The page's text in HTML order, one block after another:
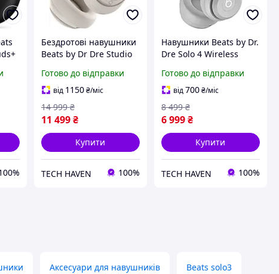
Бездротові навушники
Beats by Dr Dre Studio
Готово до відправки
від 1150 ₴/міс
11 499 ₴
14 999 ₴
Купити
TECH HAVEN 100%
Навушники Beats by Dr.
Dre Solo 4 Wireless
Готово до відправки
від700₴/міс
6 999₴
8 499 ₴
Купити
TECH HAVEN 100%
Аксесуари для навушників Beats solo3